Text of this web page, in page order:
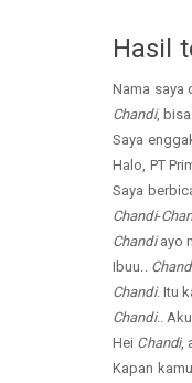
Hasil
Nama saya
Chandi,
Saya
Halo, PT
Saya
Chandi-
Chandiayo
Ibuu..
Chandi. Itu
Chandi..
Hei Chandi,
Kapan